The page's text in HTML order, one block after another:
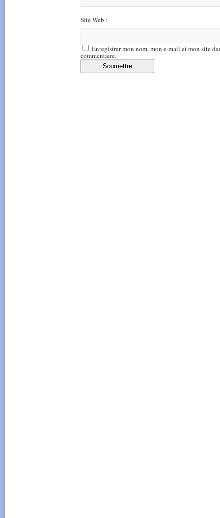
Site Web :
Enregistrer mon nom, mon e-mail et mon site
commentaire.